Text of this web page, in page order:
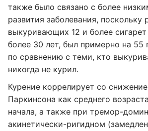
также было связано с более
развития заболевания, поскольку
выкуривающих 12 и более
более 30 лет, был примерно на 55
по сравнению с теми, кто
никогда не курил.
Курение коррелирует со
Паркинсона как среднего
начала, а также при тремор-
акинетически-ригидном